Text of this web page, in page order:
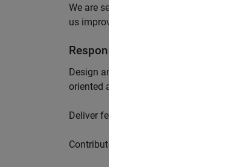
We are seeking a skilled compiler
us improve our shared code generation
Responsabilidades
Design and implement new features in
oriented and compiler development skills.
Deliver features using test-driven
Contribute creative workflows and tools